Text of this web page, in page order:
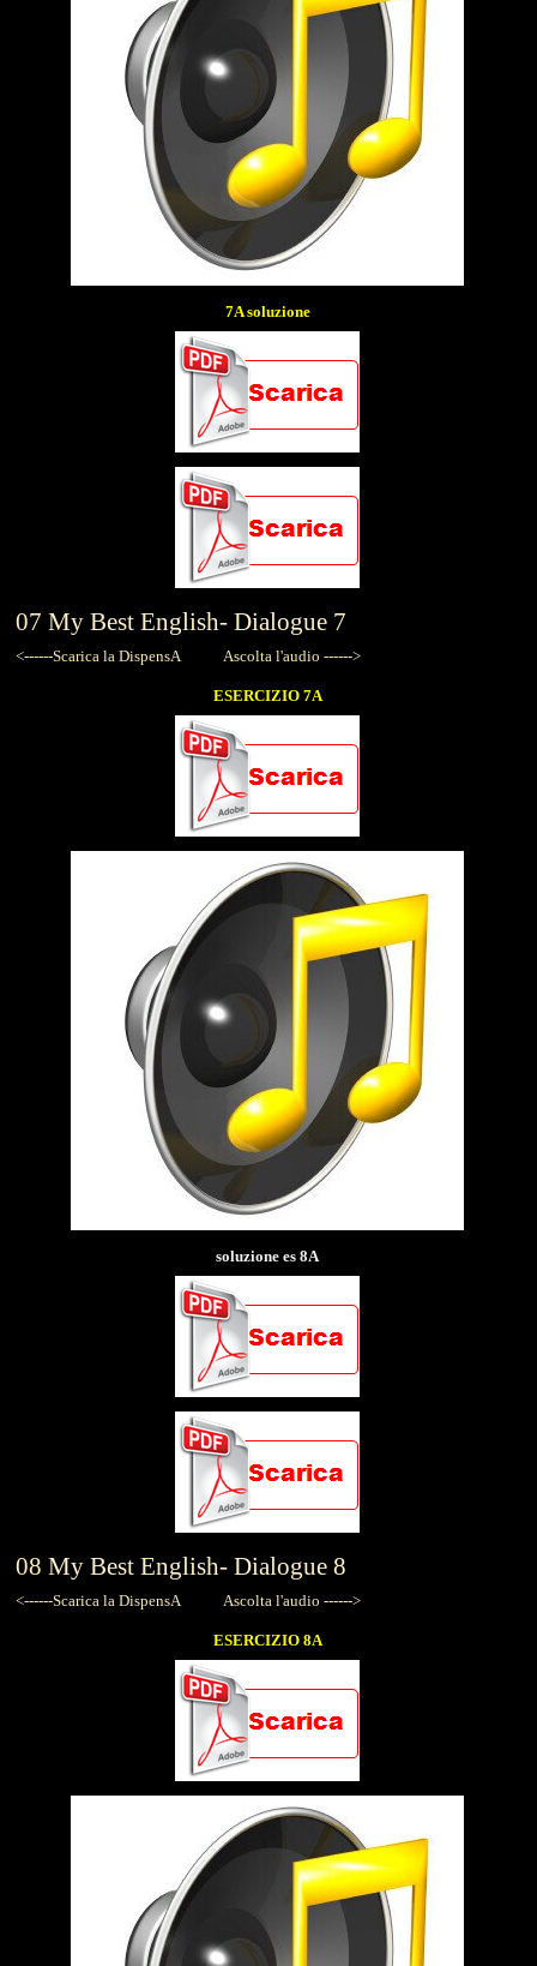
7A soluzione
07 My Best English- Dialogue 7
<------Scarica la DispensA Ascolta l'audio ------>
ESERCIZIO 7A
soluzione es 8A
08 My Best English- Dialogue 8
<------Scarica la DispensA Ascolta l'audio ------>
ESERCIZIO 8A